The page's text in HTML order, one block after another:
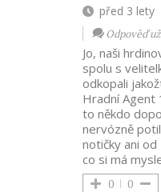
před 3 lety
Odpověď
Jo, naši
spolu s
odkopali
Hradní Agent
to někdo
nervózně
notičky ani od
co si má
0 0